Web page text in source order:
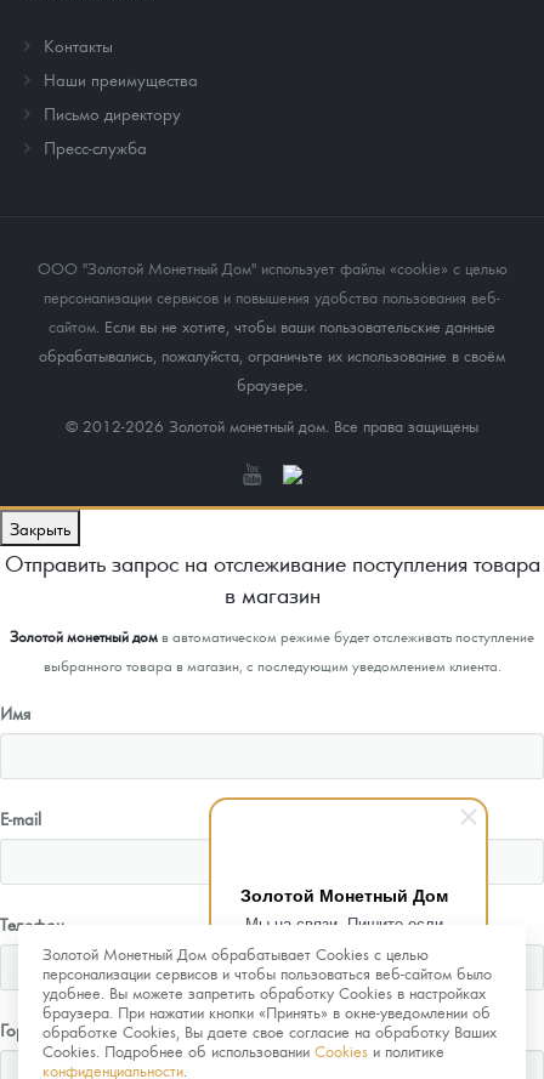
Золотой Монетный Дом
Мы на связи. Пишите если
возникнут любые вопросы.
Рады помочь.
Контакты
Наши преимущества
Письмо директору
Пресс-служба
ООО "Золотой Монетный Дом" использует файлы «cookie» с целью
персонализации сервисов и повышения удобства пользования веб-
сайтом. Если вы не хотите, чтобы ваши пользовательские данные
обрабатывались, пожалуйста, ограничьте их использование в своём
браузере.
© 2012-2026 Золотой монетный дом. Все права защищены
Золотой Монетный Дом обрабатывает Cookies с целью
персонализации сервисов и чтобы пользоваться веб-сайтом было
удобнее. Вы можете запретить обработку Cookies в настройках
браузера. При нажатии кнопки «Принять» в окне-уведомлении об
обработке Cookies, Вы даете свое согласие на обработку Ваших
Cookies. Подробнее об использовании Cookies и политике
конфиденциальности
Закрыть
Отправить запрос на отслеживание поступления товара
в магазин
Золотой монетный домв автоматическом режиме будет отслеживать поступление
выбранного товара в магазин, с последующим уведомлением клиента.
Имя
E-mail
Телефон
Город